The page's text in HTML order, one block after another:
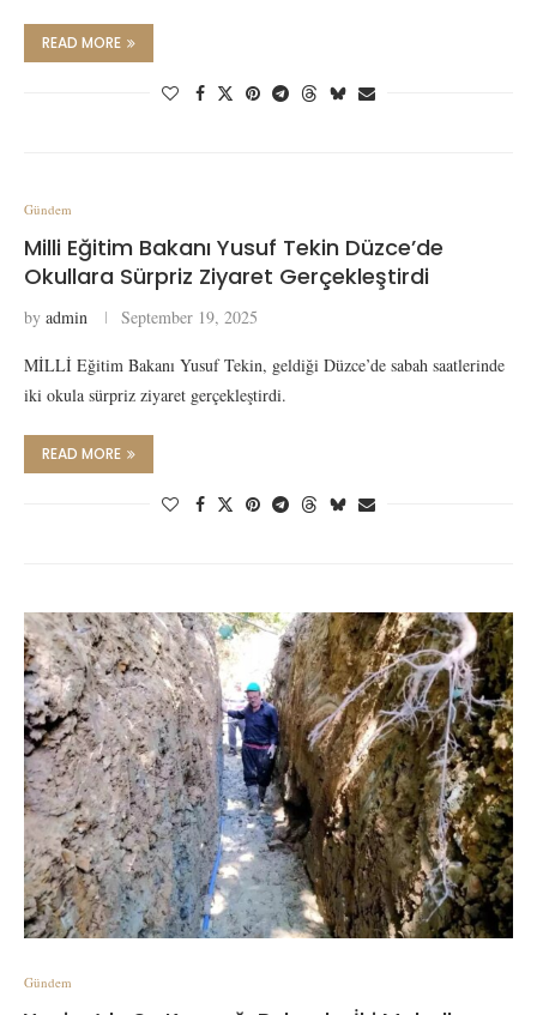
READ MORE
Gündem
Milli Eğitim Bakanı Yusuf Tekin Düzce’de
Okullara Sürpriz Ziyaret Gerçekleştirdi
by admin September 19, 2025
MİLLİ Eğitim Bakanı Yusuf Tekin, geldiği Düzce’de sabah saatlerinde
iki okula sürpriz ziyaret gerçekleştirdi.
READ MORE
Gündem